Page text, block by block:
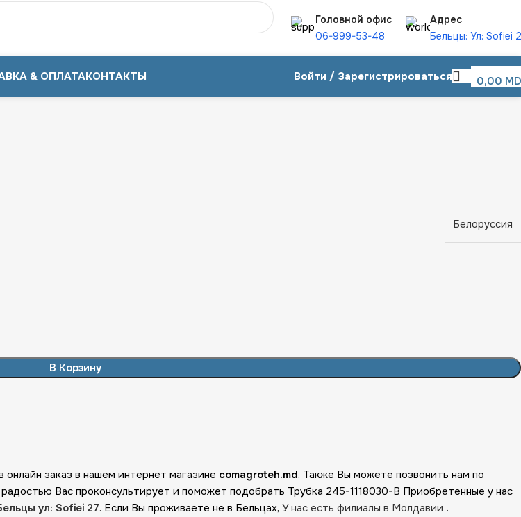
Головной офис
06-999-53-48
Адрес
Бельцы: Ул: Sofiei
& ОПЛАТАКОНТАКТЫ Войти / Зарегистрироваться 0,00
Белоруссия
В Корзину
заказ в нашем интернет магазине comagroteh.md. Также Вы можете позвонить нам по
Вас проконсультирует и поможет подобрать Трубка 245-1118030-В Приобретенные у нас
ул: Sofiei 27. Если Вы проживаете не в Бельцах, У нас есть филиалы в Молдавии .